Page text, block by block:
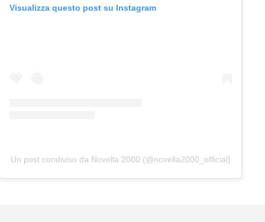
Visualizza questo post su Instagram
Un post condiviso da Novella 2000 (@novella2000_official)